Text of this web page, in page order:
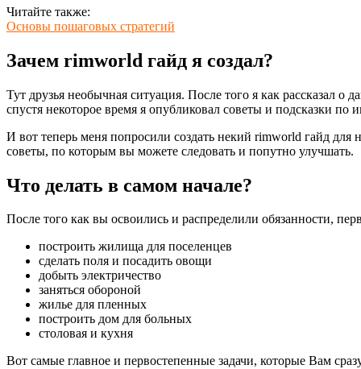
Читайте также:
Основы пошаговых стратегий
Зачем rimworld гайд я создал?
Тут друзья необычная ситуация. После того я как рассказал
спустя некоторое время я опубликовал советы и подсказки по
И вот теперь меня попросили создать некий rimworld гайд
советы, по которым вы можете следовать и попутно улучшать.
Что делать в самом начале?
После того как вы освоились и распределили обязанности,
построить жилища для поселенцев
сделать поля и посадить овощи
добыть электричество
заняться обороной
жилье для пленных
построить дом для больных
столовая и кухня
Вот самые главное и первостепенные задачи, которые Вам